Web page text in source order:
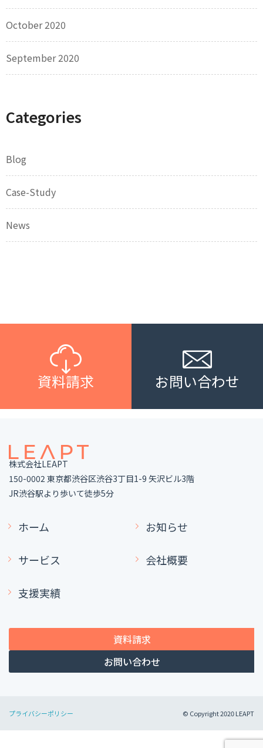
October 2020
September 2020
Categories
Blog
Case-Study
News
資料請求 お問い合わせ
株式会社LEAPT
150-0002 東京都渋谷区渋谷3丁目1-9 矢沢ビル3階
JR渋谷駅より歩いて徒歩5分
ホーム
サービス
支援実績
お知らせ
会社概要
資料請求
お問い合わせ
プライバシーポリシー © Copyright 2020 LEAPT